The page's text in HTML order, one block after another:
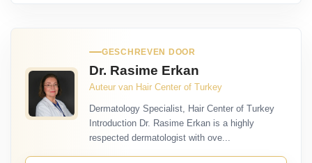
GESCHREVEN DOOR
Dr. Rasime Erkan
Auteur van Hair Center of Turkey
Dermatology Specialist, Hair Center of Turkey
Introduction Dr. Rasime Erkan is a highly
respected dermatologist with ove...